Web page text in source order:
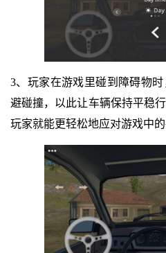
3、玩家在游戏里碰到障碍物
避碰撞，以此让车辆保持平稳
玩家就能更轻松地应对游戏中的